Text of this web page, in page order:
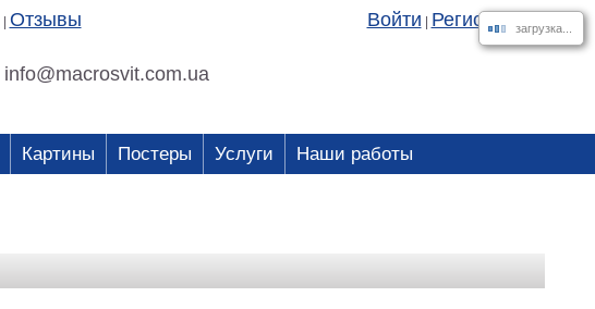
Отзывы Войти Регистрация
info@macrosvit.com.ua
Картины Постеры Услуги Наши работы
загрузка...